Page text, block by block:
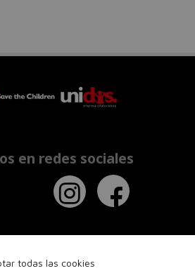
todas las cookies
en redes sociales